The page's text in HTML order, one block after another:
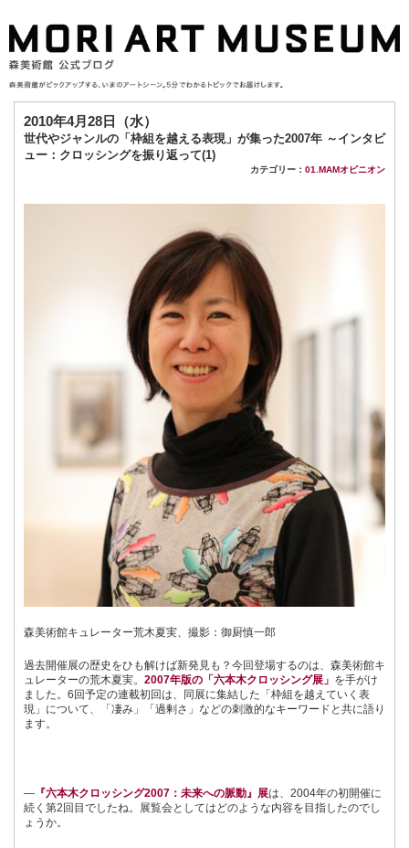
2010年4月28日（水）
世代やジャンルの「枠組を越える表現」が集った2007年 ～インタビ
ュー：クロッシングを振り返って(1)
カテゴリー： 01.MAMオピニオン
森美術館キュレーター荒木夏実、撮影：御厨慎一郎
過去開催展の歴史をひも解けば新発見も？今回登場するのは、森美術館キ
ュレーターの荒木夏実。 2007年版の「六本木クロッシング展」 を手がけ
ました。 6 回予定の連載初回は、同展に集結した「枠組を越えていく表
現」について、「凄み」「過剰さ」などの刺激的なキーワードと共に語り
ます。
― 『六本木クロッシング2007：未来への脈動』展は、 2004年の初開催に
続く第2 回目でしたね。展覧会としてはどのような内容を目指したのでし
ょうか。